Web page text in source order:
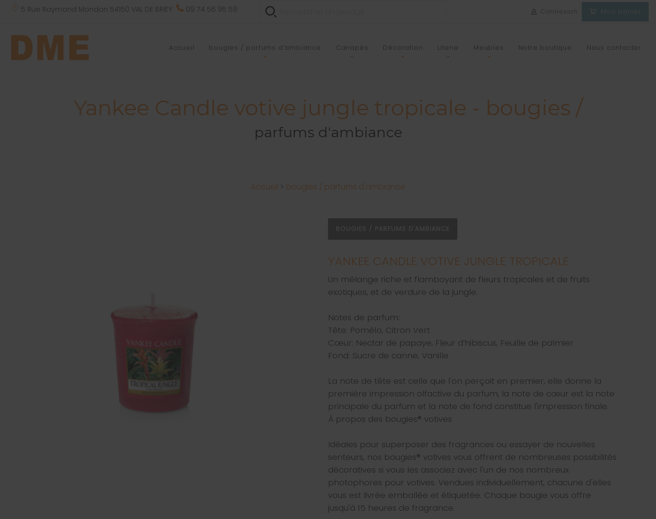
5 Rue Raymond Mondon 54150 VAL DE BRIEY 09 74 56 95 59 Connexion
Accueil bougies / parfums d'ambiance Canapés Décoration Literie Meubles Notre boutique Nous contacter
Yankee Candle votive jungle tropicale - bougies /
parfums d'ambiance
Accueil > bougies / parfums d'ambiance
BOUGIES / PARFUMS D'AMBIANCE
YANKEE CANDLE VOTIVE JUNGLE TROPICALE
Un mélange riche et flamboyant de fleurs tropicales et de fruits
exotiques, et de verdure de la jungle.
Notes de parfum:
Tête: Pomélo, Citron Vert
Cœur: Nectar de papaye, Fleur d’hibiscus, Feuille de palmier
Fond: Sucre de canne, Vanille
La note de tête est celle que l'on perçoit en premier, elle donne la
première impression olfactive du parfum, la note de cœur est la note
principale du parfum et la note de fond constitue l'impression finale.
À propos des bougies® votives
Idéales pour superposer des fragrances ou essayer de nouvelles
senteurs, nos bougies® votives vous offrent de nombreuses possibilités
décoratives si vous les associez avec l'un de nos nombreux
photophores pour votives. Vendues individuellement, chacune d'elles
vous est livrée emballée et étiquetée. Chaque bougie vous offre
jusqu'à 15 heures de fragrance.